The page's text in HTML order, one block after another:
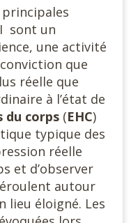
sont un
une activité
que
réelle que
à l’état de
du corps(EHC)
typique des
réelle
et d’observer
autour
lieu éloigné. Les